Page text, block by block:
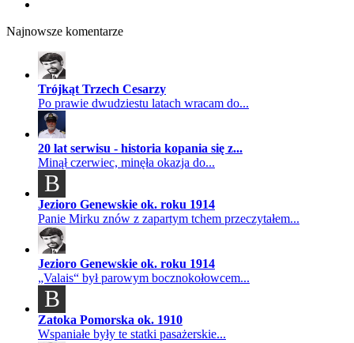
Najnowsze komentarze
Trójkąt Trzech Cesarzy
Po prawie dwudziestu latach wracam do...
20 lat serwisu - historia kopania się z...
Minął czerwiec, minęła okazja do...
B
Jezioro Genewskie ok. roku 1914
Panie Mirku znów z zapartym tchem przeczytałem...
Jezioro Genewskie ok. roku 1914
„Valais“ był parowym bocznokołowcem...
B
Zatoka Pomorska ok. 1910
Wspaniałe były te statki pasażerskie...